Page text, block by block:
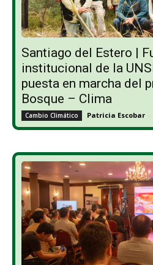
Santiago del Estero |
institucional de la
puesta en marcha del
Bosque – Clima
Cambio Climático Patricia Escobar -